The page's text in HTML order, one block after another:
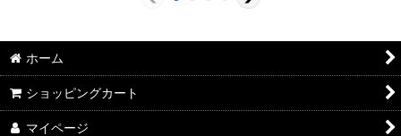
ホーム
ショッピングカート
マイページ